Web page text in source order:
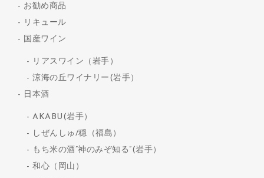
お勧め商品
リキュール
国産ワイン
リアスワイン（岩手）
涼海の丘ワイナリー(岩手）
日本酒
AKABU(岩手）
しぜんしゅ/穏（福島）
もち米の酒”神のみぞ知る”(岩手）
和心（岡山）